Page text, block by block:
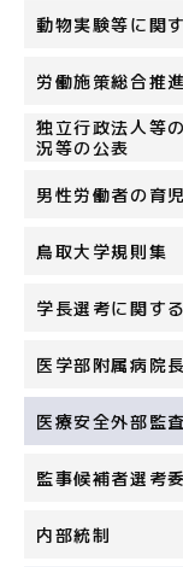
動物実験等に関
労働施策総合推
独立行政法人等
況等の公表
男性労働者の育
鳥取大学規則集
学長選考に関す
医学部附属病院
医療安全外部監
監事候補者選考
内部統制